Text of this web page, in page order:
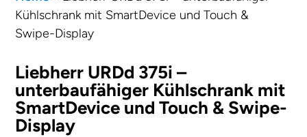
Kühlschrank mit SmartDevice und Touch &
Swipe-Display
Liebherr URDd 375i –
unterbaufähiger Kühlschrank mit
SmartDevice und Touch & Swipe-
Display